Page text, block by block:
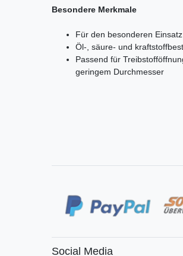
Besondere Merkmale
Für den besonderen
Öl-, säure- und
Passend für
geringem Durchmesser
Social Media